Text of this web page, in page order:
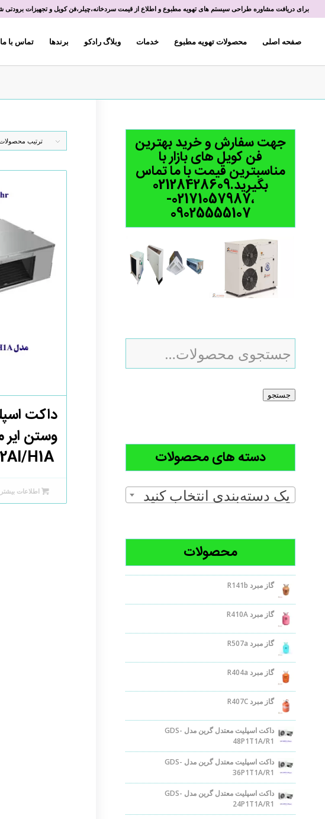
برای دریافت مشاوره طراحی سیستم های تهویه مطبوع و اطلاع از قیمت سردخانه،چیلر،فن کویل و تجهیزات برودتی
صفحه اصلی محصولات تهویه مطبوع خدمات وبلاگ رادکو برندها تماس با ما
ترتیب
داکت
وستن ایر
MWSD362AI/H1A
اطلاعات بیشتر
جهت سفارش و خرید بهترین
فن کویل های بازار با
مناسبترین قیمت با ما تماس
بگیرید.02128428609
،02171057987-
09025555107
جستجو
دسته های محصولات
یک دسته‌بندی انتخاب کنید
محصولات
گاز مبرد R141b
گاز مبرد R410A
گاز مبرد R507a
گاز مبرد R404a
گاز مبرد R407C
داکت اسپلیت معتدل گرین مدل GDS-
48P1T1A/R1
داکت اسپلیت معتدل گرین مدل GDS-
36P1T1A/R1
داکت اسپلیت معتدل گرین مدل GDS-
24P1T1A/R1